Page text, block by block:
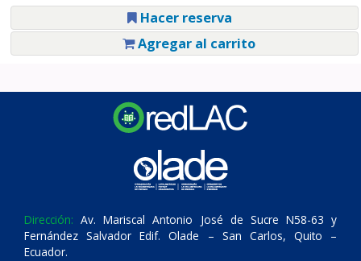
Hacer reserva
Agregar al carrito
Dirección: Av. Mariscal Antonio José de Sucre N58-63 y
Fernández Salvador Edif. Olade – San Carlos, Quito –
Ecuador.